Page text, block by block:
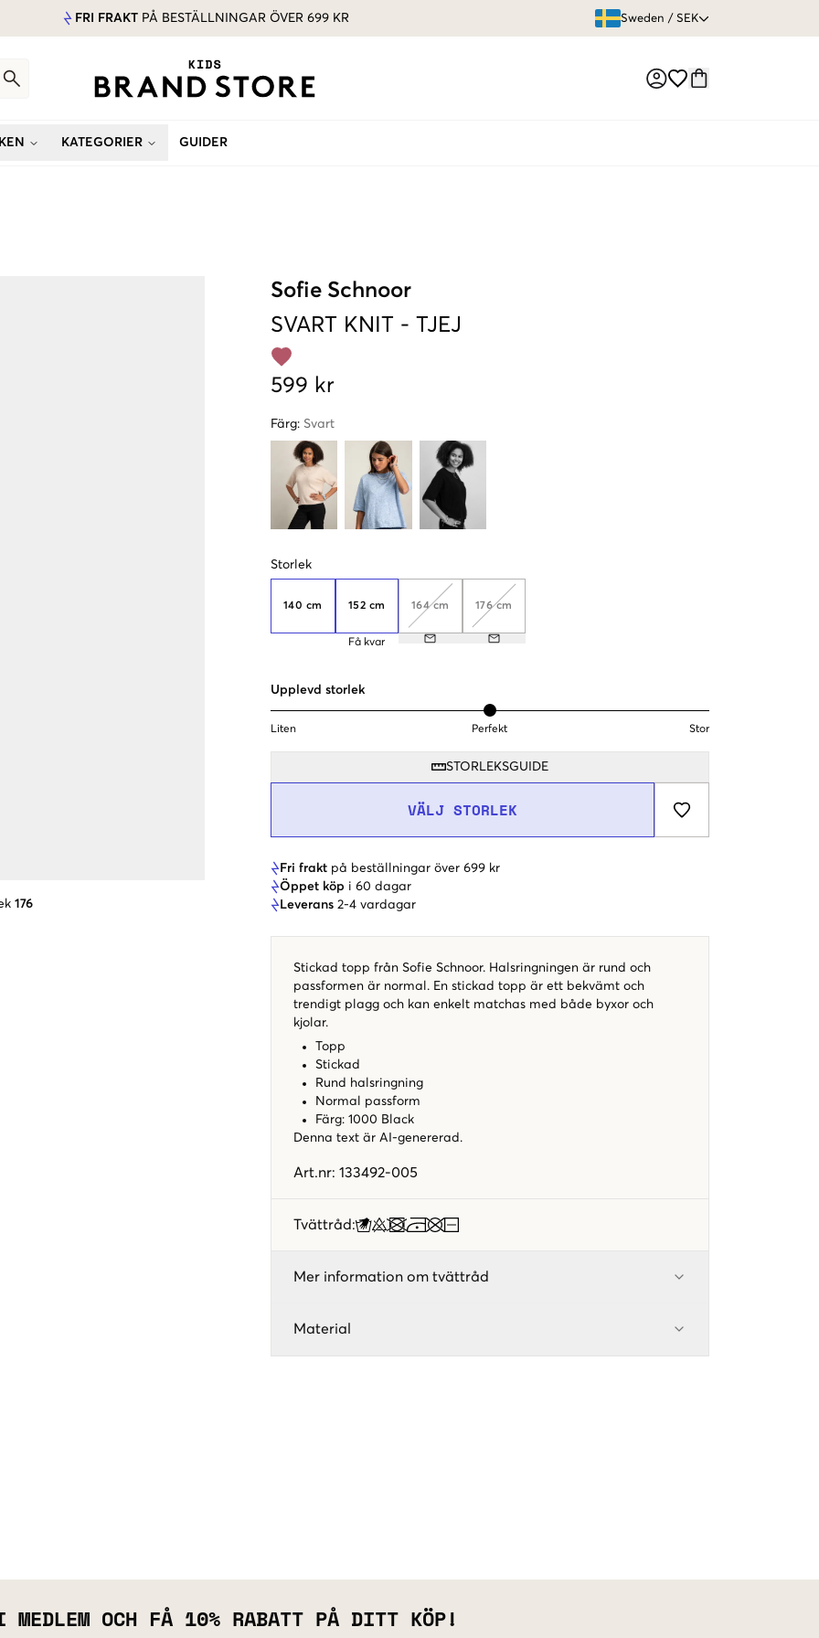
FRI FRAKT PÅ BESTÄLLNINGAR ÖVER 699 KR Sweden / SEK
KATEGORIER GUIDER
176
Sofie Schnoor
SVART KNIT - TJEJ
599 kr
Färg: Svart
Storlek
140 cm 152 cm
Få kvar
164 cm 176 cm
Upplevd storlek
Liten Perfekt Stor
STORLEKSGUIDE
VÄLJ STORLEK
Fri frakt på beställningar över 699 kr
Öppet köp i 60 dagar
Leverans 2-4 vardagar
Stickad topp från Sofie Schnoor. Halsringningen är rund och
passformen är normal. En stickad topp är ett bekvämt och
trendigt plagg och kan enkelt matchas med både byxor och
kjolar.
Topp
Stickad
Rund halsringning
Normal passform
Färg: 1000 Black
Denna text är AI-genererad.
Art.nr: 133492-005
Tvättråd:
Mer information om tvättråd
Material
MEDLEM OCH FÅ 10% RABATT PÅ DITT KÖP!